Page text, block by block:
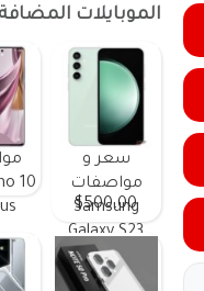
الموبايلات
سعر و
مواصفات
Samsung
Galaxy S23
FE ومميزات
وعيوب
$500.00
10